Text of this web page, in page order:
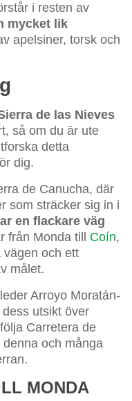
i resten av
mycket lik
apelsiner, torsk och
de las Nieves
så om du är ute
detta
dig.
de Canucha, där
som sträcker sig in i
en flackare väg
från Monda till Coín,
vägen och ett
målet.
leder Arroyo Moratán-
utsikt över
Carretera de
och många
MONDA